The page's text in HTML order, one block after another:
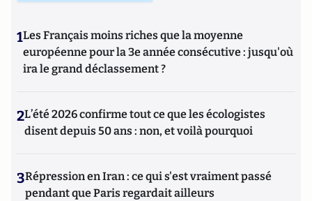
1Les Français moins riches que la moyenne
européenne pour la 3e année consécutive : jusqu'où
ira le grand déclassement ?
2L’été 2026 confirme tout ce que les écologistes
disent depuis 50 ans : non, et voilà pourquoi
3Répression en Iran : ce qui s'est vraiment passé
pendant que Paris regardait ailleurs